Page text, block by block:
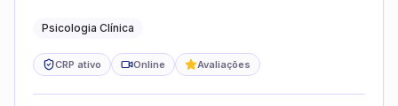
Psicologia Clínica
CRP ativo Online Avaliações